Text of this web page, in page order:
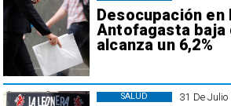
Desocupación en
Antofagasta baja
alcanza un 6,2%
31 De Julio
SALUD